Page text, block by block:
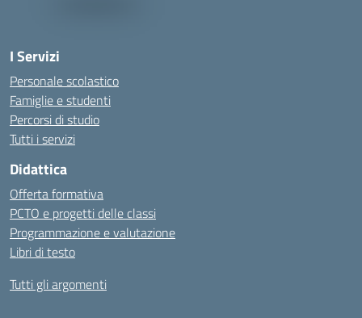
I Servizi
Personale scolastico
Famiglie e studenti
Percorsi di studio
Tutti i servizi
Didattica
Offerta formativa
PCTO e progetti delle classi
Programmazione e valutazione
Libri di testo
Tutti gli argomenti